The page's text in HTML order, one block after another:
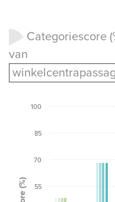
Categoriescore
van
Score (%) 55
70
85
100